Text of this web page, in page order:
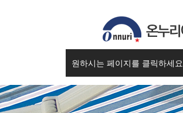
원하시는 페이지를 클릭하세요